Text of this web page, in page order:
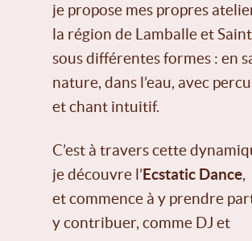
je propose mes propres
la région de Lamballe et
sous différentes formes : en
nature, dans l’eau, avec
et chant intuitif.
C’est à travers cette
je découvre l’Ecstatic Dance,
et commence à y prendre
y contribuer, comme DJ et